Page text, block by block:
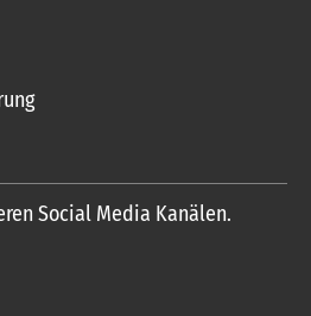
Social Media Kanälen.